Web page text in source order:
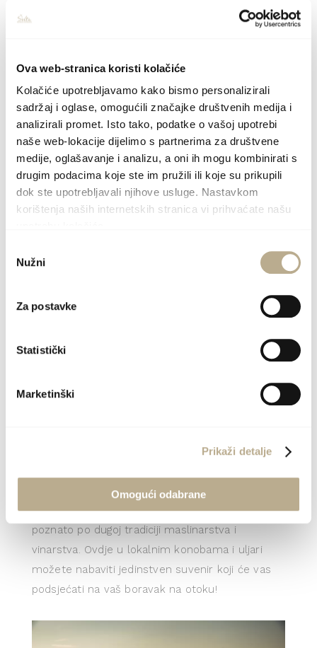
Ova web-stranica koristi kolačiće
Kolačiće upotrebljavamo kako bismo personalizirali
sadržaj i oglase, omogućili značajke društvenih medija i
analizirali promet. Isto tako, podatke o vašoj upotrebi
naše web-lokacije dijelimo s partnerima za društvene
medije, oglašavanje i analizu, a oni ih mogu kombinirati s
drugim podacima koje ste im pružili ili koje su prikupili
dok ste upotrebljavali njihove usluge. Nastavkom
korištenja naših internetskih stranica vi prihvaćate našu
pristanka
Nužni
Za postavke
Statistički
Marketinški
Prikaži detalje
Omogući odabrane
Sljedeće mjesto na putu do Stomorske je
Gornje Selo, malo srednjovjekovno naselje
poznato po dugoj tradiciji maslinarstva i
vinarstva. Ovdje u lokalnim konobama i uljari
možete nabaviti jedinstven suvenir koji će vas
podsjećati na vaš boravak na otoku!